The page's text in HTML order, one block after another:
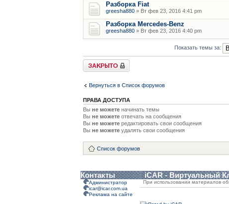
Разборка Fiat
greesha880 » Вт фев 23, 2016 4:41 pm
Разборка Mercedes-Benz
greesha880 » Вт фев 23, 2016 4:40 pm
Показать темы за:
Форум закрыт
Вернуться в Список форумов
ПРАВА ДОСТУПА
Вы не можете начинать темы
Вы не можете отвечать на сообщения
Вы не можете редактировать свои сообщения
Вы не можете удалять свои сообщения
Список форумов
Контакты iCAR - Виртуальный
Администратор
icar@icar.com.ua
Реклама на сайте
При использовании материалов